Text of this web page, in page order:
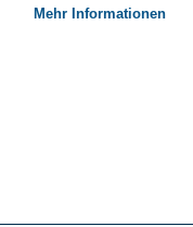
Mehr Informationen